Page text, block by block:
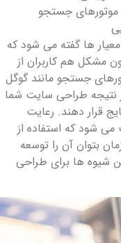
جستجو
ها گفته می شود که
مشکل هم کاربران از
جستجو مانند گوگل
نتیجه طراحی سایت شما
قرار دهند. رعایت
شود که استفاده از
بتوان آن را توسعه
شیوه ها برای طراحی